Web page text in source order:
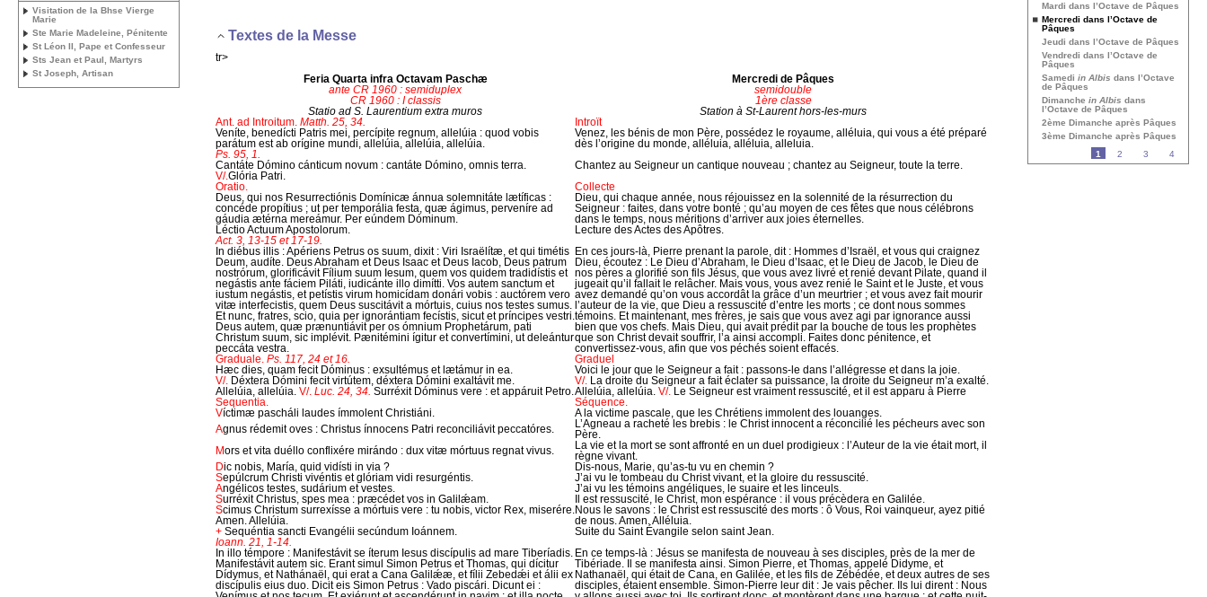
Textes de la Messe
tr>
Feria Quarta infra Octavam Paschæ
Mercredi de Pâques
ante CR 1960 : semiduplex
semidouble
CR 1960 : I classis
1ère classe
Statio ad S. Laurentium extra muros
Station à St-Laurent hors-les-murs
Ant. ad Introitum. Matth. 25, 34.
Introït
Veníte, benedícti Patris mei, percípite regnum, allelúia : quod vobis
parátum est ab orígine mundi, allelúia, allelúia, allelúia.
Venez, les bénis de mon Père, possédez le royaume, alléluia, qui vous a été préparé
dès l’origine du monde, alléluia, alléluia, alleluia.
Ps. 95, 1.
Cantáte Dómino cánticum novum : cantáte Dómino, omnis terra.
Chantez au Seigneur un cantique nouveau ; chantez au Seigneur, toute la terre.
V/.Glória Patri.
Oratio.
Collecte
Deus, qui nos Resurrectiónis Domínicæ ánnua solemnitáte lætíficas :
concéde propítius ; ut per temporália festa, quæ ágimus, perveníre ad
gáudia ætérna mereámur. Per eúndem Dóminum.
Dieu, qui chaque année, nous réjouissez en la solennité de la résurrection du
Seigneur : faites, dans votre bonté ; qu’au moyen de ces fêtes que nous célébrons
dans le temps, nous méritions d’arriver aux joies éternelles.
Léctio Actuum Apostolorum.
Lecture des Actes des Apôtres.
Act. 3, 13-15 et 17-19.
In diébus illis : Apériens Petrus os suum, dixit : Viri Israëlítæ, et qui timétis
Deum, audíte. Deus Abraham et Deus Isaac et Deus Iacob, Deus patrum
nostrórum, glorificávit Fílium suum Iesum, quem vos quidem tradidístis et
negástis ante fáciem Piláti, iudicánte illo dimítti. Vos autem sanctum et
iustum negástis, et petístis virum homicídam donári vobis : auctórem vero
vitæ interfecistis, quem Deus suscitávit a mórtuis, cuius nos testes sumus.
Et nunc, fratres, scio, quia per ignorántiam fecístis, sicut et príncipes vestri.
Deus autem, quæ prænuntiávit per os ómnium Prophetárum, pati
Christum suum, sic implévit. Pænitémini ígitur et convertímini, ut deleántur
peccáta vestra.
En ces jours-là, Pierre prenant la parole, dit : Hommes d’Israël, et vous qui craignez
Dieu, écoutez : Le Dieu d’Abraham, le Dieu d’Isaac, et le Dieu de Jacob, le Dieu de
nos pères a glorifié son fils Jésus, que vous avez livré et renié devant Pilate, quand il
jugeait qu’il fallait le relâcher. Mais vous, vous avez renié le Saint et le Juste, et vous
avez demandé qu’on vous accordât la grâce d’un meurtrier ; et vous avez fait mourir
l’auteur de la vie, que Dieu a ressuscité d’entre les morts ; ce dont nous sommes
témoins. Et maintenant, mes frères, je sais que vous avez agi par ignorance aussi
bien que vos chefs. Mais Dieu, qui avait prédit par la bouche de tous les prophètes
que son Christ devait souffrir, l’a ainsi accompli. Faites donc pénitence, et
convertissez-vous, afin que vos péchés soient effacés.
Graduale. Ps. 117, 24 et 16.
Graduel
Hæc dies, quam fecit Dóminus : exsultémus et lætámur in ea.
Voici le jour que le Seigneur a fait : passons-le dans l’allégresse et dans la joie.
V/. Déxtera Dómini fecit virtútem, déxtera Dómini exaltávit me. V/. La droite du Seigneur a fait éclater sa puissance, la droite du Seigneur m’a exalté.
Allelúia, allelúia. V/. Luc. 24, 34. Surréxit Dóminus vere : et appáruit Petro.Allelúia, allelúia. V/. Le Seigneur est vraiment ressuscité, et il est apparu à Pierre
Sequentia.
Séquence.
Víctimæ pascháli laudes ímmolent Christiáni.
A la victime pascale, que les Chrétiens immolent des louanges.
Agnus rédemit oves : Christus ínnocens Patri reconciliávit peccatóres.
L’Agneau a racheté les brebis : le Christ innocent a réconcilié les pécheurs avec son
Père.
Mors et vita duéllo conflixére mirándo : dux vitæ mórtuus regnat vivus.
La vie et la mort se sont affronté en un duel prodigieux : l’Auteur de la vie était mort, il
règne vivant.
Dic nobis, María, quid vidísti in via ?
Dis-nous, Marie, qu’as-tu vu en chemin ?
Sepúlcrum Christi vivéntis et glóriam vidi resurgéntis.
J’ai vu le tombeau du Christ vivant, et la gloire du ressuscité.
Angélicos testes, sudárium et vestes.
J’ai vu les témoins angéliques, le suaire et les linceuls.
Surréxit Christus, spes mea : præcédet vos in Galilǽam.
Il est ressuscité, le Christ, mon espérance : il vous précèdera en Galilée.
Scimus Christum surrexísse a mórtuis vere : tu nobis, victor Rex, miserére.
Amen. Allelúia.
Nous le savons : le Christ est ressuscité des morts : ô Vous, Roi vainqueur, ayez pitié
de nous. Amen. Alléluia.
+ Sequéntia sancti Evangélii secúndum Ioánnem.
Suite du Saint Évangile selon saint Jean.
Ioann. 21, 1-14.
In illo témpore : Manifestávit se íterum Iesus discípulis ad mare Tiberíadis.
Manifestávit autem sic. Erant simul Simon Petrus et Thomas, qui dícitur
Dídymus, et Nathánaël, qui erat a Cana Galilǽæ, et fílii Zebedǽi et álii ex
discípulis eius duo. Dicit eis Simon Petrus : Vado piscári. Dicunt ei :
En ce temps-là : Jésus se manifesta de nouveau à ses disciples, près de la mer de
Tibériade. Il se manifesta ainsi. Simon Pierre, et Thomas, appelé Didyme, et
Nathanaël, qui était de Cana, en Galilée, et les fils de Zébédée, et deux autres de ses
disciples, étaient ensemble. Simon-Pierre leur dit : Je vais pêcher. Ils lui dirent : Nous
Visitation de la Bhse Vierge
Marie
Ste Marie Madeleine, Pénitente
St Léon II, Pape et Confesseur
Sts Jean et Paul, Martyrs
St Joseph, Artisan
Mardi dans l’Octave de Pâques
Mercredi dans l’Octave de
Pâques
Jeudi dans l’Octave de Pâques
Vendredi dans l’Octave de
Pâques
Samedi in Albis dans l’Octave
de Pâques
Dimanche in Albis dans
l’Octave de Pâques
2ème Dimanche après Pâques
3ème Dimanche après Pâques
1
2 3 4